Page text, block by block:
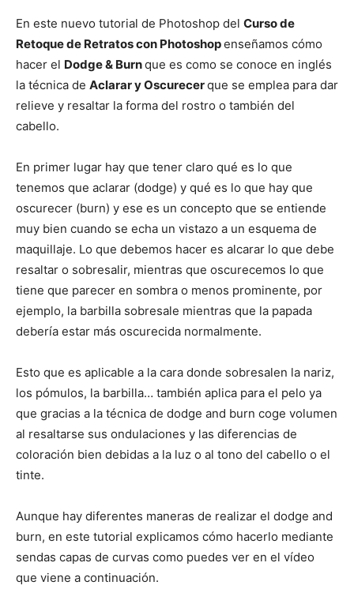
En este nuevo tutorial de Photoshop del Curso de
Retoque de Retratos con Photoshopenseñamos cómo
hacer el Dodge & Burnque es como se conoce en inglés
la técnica de Aclarar y Oscurecerque se emplea para dar
relieve y resaltar la forma del rostro o también del
cabello.
En primer lugar hay que tener claro qué es lo que
tenemos que aclarar (dodge) y qué es lo que hay que
oscurecer (burn) y ese es un concepto que se entiende
muy bien cuando se echa un vistazo a un esquema de
maquillaje. Lo que debemos hacer es alcarar lo que debe
resaltar o sobresalir, mientras que oscurecemos lo que
tiene que parecer en sombra o menos prominente, por
ejemplo, la barbilla sobresale mientras que la papada
debería estar más oscurecida normalmente.
Esto que es aplicable a la cara donde sobresalen la nariz,
los pómulos, la barbilla… también aplica para el pelo ya
que gracias a la técnica de dodge and burn coge volumen
al resaltarse sus ondulaciones y las diferencias de
coloración bien debidas a la luz o al tono del cabello o el
tinte.
Aunque hay diferentes maneras de realizar el dodge and
burn, en este tutorial explicamos cómo hacerlo mediante
sendas capas de curvas como puedes ver en el vídeo
que viene a continuación.